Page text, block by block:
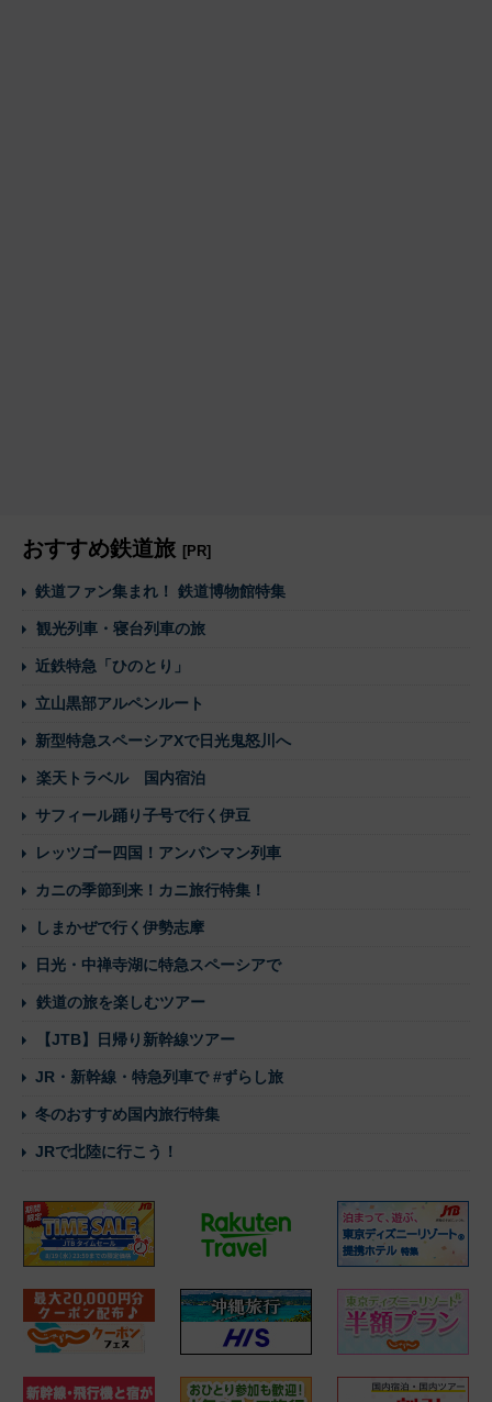
おすすめ鉄道旅 [PR]
鉄道ファン集まれ！ 鉄道博物館特集
観光列車・寝台列車の旅
近鉄特急「ひのとり」
立山黒部アルペンルート
新型特急スペーシアXで日光鬼怒川へ
楽天トラベル 国内宿泊
サフィール踊り子号で行く伊豆
レッツゴー四国！アンパンマン列車
カニの季節到来！カニ旅行特集！
しまかぜで行く伊勢志摩
日光・中禅寺湖に特急スペーシアで
鉄道の旅を楽しむツアー
【JTB】日帰り新幹線ツアー
JR・新幹線・特急列車で #ずらし旅
冬のおすすめ国内旅行特集
JRで北陸に行こう！